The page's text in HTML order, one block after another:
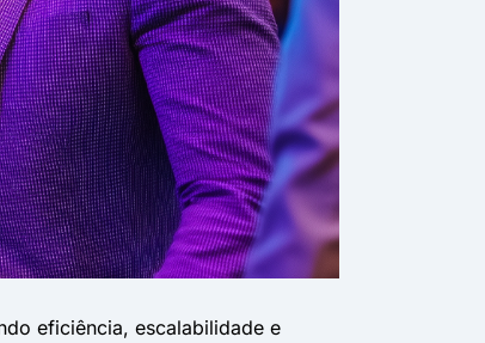
eficiência, escalabilidade e